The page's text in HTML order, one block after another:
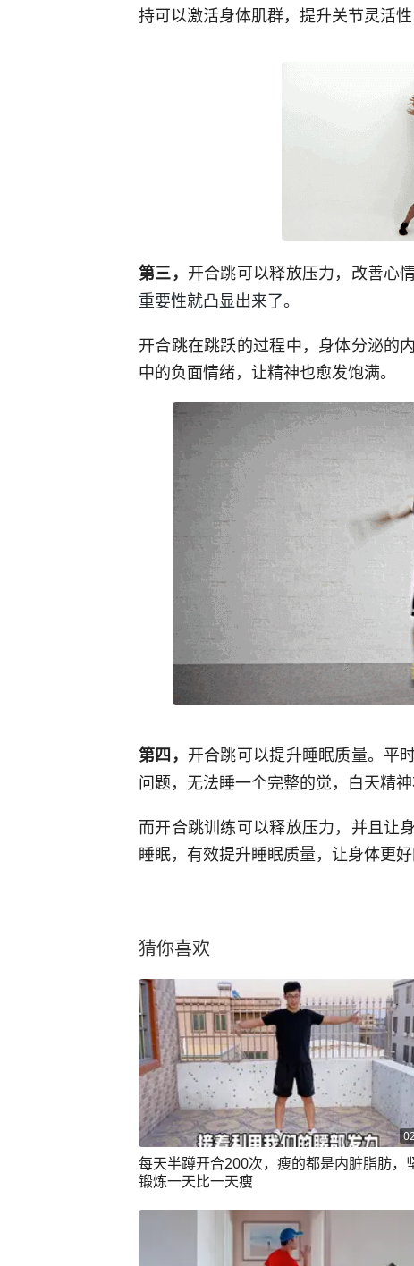
持可以激活身体肌群，提升关节灵活
第三， 开合跳可以释放压力，改善心
重要性就凸显出来了。
开合跳在跳跃的过程中，身体分泌的
中的负面情绪，让精神也愈发饱满。
第四， 开合跳可以提升睡眠质量。平
问题，无法睡一个完整的觉，白天精神
而开合跳训练可以释放压力，并且让
睡眠，有效提升睡眠质量，让身体更
猜你喜欢
每天半蹲开合200次，瘦的都是内脏脂肪，
锻炼一天比一天瘦